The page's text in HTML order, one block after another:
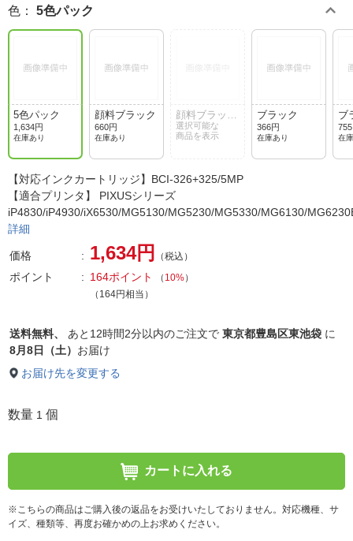
色 ： 5色パック
5色パック
1,634円
在庫あり
顔料ブラック
660円
在庫あり
顔料ブラック
(2個パック)
選択可能な
商品を表示
ブラック
366円
在庫あり
ブ
量)
在
【対応インクカートリッジ】BCI-326+325/5MP
【適合プリンタ】 PIXUSシリーズ
iP4830/iP4930/iX6530/MG5130/MG5230/MG5330/MG6130/
詳細
価格 1,634円 （税込）
ポイント 164ポイント （ 10%）
（164円相当）
送料無料、 あと 12時間2分以内のご注文で 東京都豊島区東池袋 に
8月8日（土） お届け
お届け先を変更する
数量 1 個
カートに入れる
※こちらの商品はご購入後の返品をお受けいたしておりません。対応機種、サ
イズ、種類等、再度お確かめの上お求めください。